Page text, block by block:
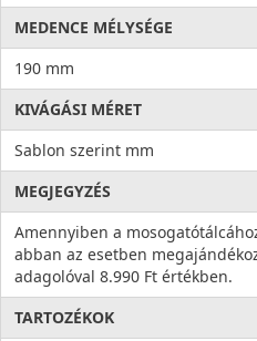
MEDENCE MÉLYSÉGE
190 mm
KIVÁGÁSI MÉRET
Sablon szerint mm
MEGJEGYZÉS
Amennyiben a
abban az esetben
adagolóval 8.990 Ft értékben.
TARTOZÉKOK